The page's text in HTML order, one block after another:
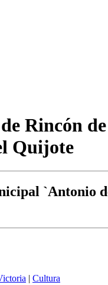
Rincón
Quijote
`Antonio
| Cultura